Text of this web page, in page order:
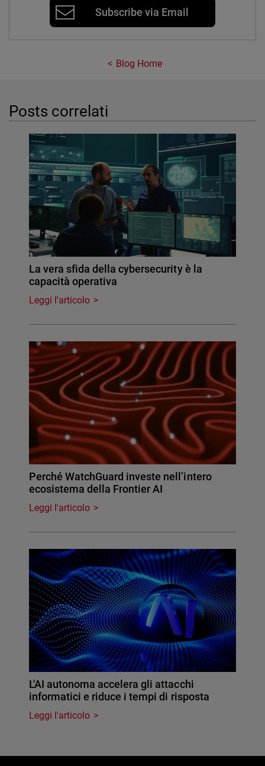
Subscribe via Email
Blog Home
Posts correlati
La vera sfida della cybersecurity è la
capacità operativa
Leggi l'articolo
Perché WatchGuard investe nell’intero
ecosistema della Frontier AI
Leggi l'articolo
L'AI autonoma accelera gli attacchi
informatici e riduce i tempi di risposta
Leggi l'articolo